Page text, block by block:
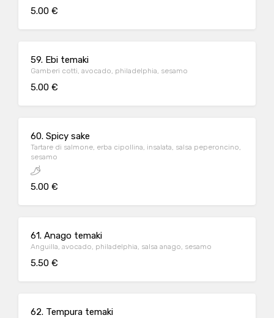
5.00 €
59. Ebi temaki
Gamberi cotti, avocado, philadelphia, sesamo
5.00 €
60. Spicy sake
Tartare di salmone, erba cipollina, insalata, salsa peperoncino,
sesamo
5.00 €
61. Anago temaki
Anguilla, avocado, philadelphia, salsa anago, sesamo
5.50 €
62. Tempura temaki